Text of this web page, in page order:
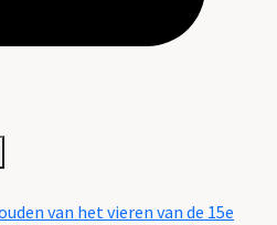
van het vieren van de 15e